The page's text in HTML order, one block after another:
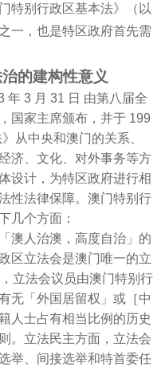
特别行政区基本法》（以
一，也是特区政府首先需
的建构性意义
年 3 月 31 日 由第八届全
国家主席颁布，并于 199
从中央和澳门的关系、
济、文化、对外事务等方
设计，为特区政府进行相
性法律保障。澳门特别行
几个方面：
澳人治澳，高度自治」的
区立法会是澳门唯一的立
立法会议员由澳门特别行
无「外国居留权」或［中
人士占有相当比例的历史
。立法民主方面，立法会
举、间接选举和特首委任